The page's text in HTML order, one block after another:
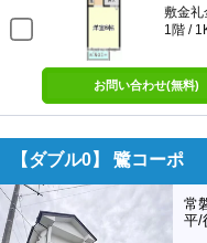
敷金礼
1階 /
お問い合わせ(無料)
【ダブル0】 鷺コーポ
常
平/